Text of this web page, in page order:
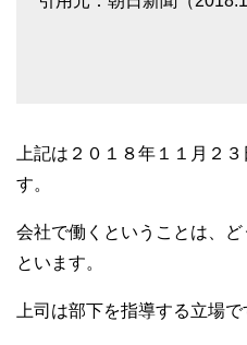
上記は２０１８年１１月２
す。
会社で働くということは、
といます。
上司は部下を指導する立場で